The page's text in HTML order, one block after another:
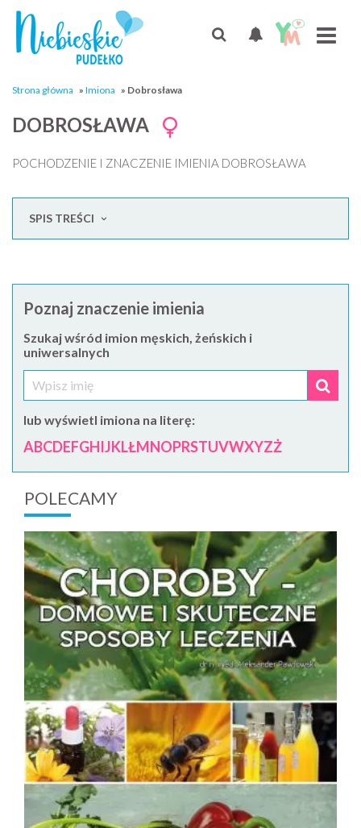
Strona główna » Imiona » Dobrosława
DOBROSŁAWA
POCHODZENIE I ZNACZENIE IMIENIA DOBROSŁAWA
SPIS TREŚCI
Poznaj znaczenie imienia
Szukaj wśród imion męskich, żeńskich i
uniwersalnych
lub wyświetl imiona na literę:
ABCDEFGHIJKLŁMNOPRSTUVWXYZŻ
POLECAMY